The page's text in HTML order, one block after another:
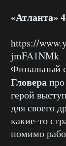
«Атланта»
https://
jmFA1NMk
Финальный
Гловерапро
герой
для своего
какие-то
помимо